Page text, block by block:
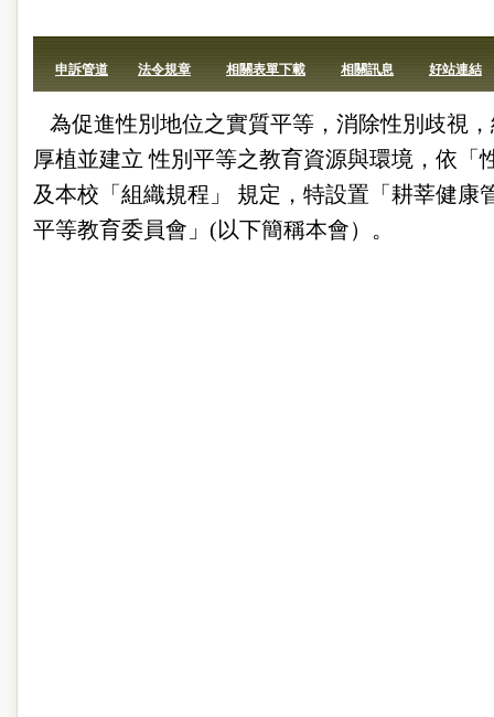
申訴管道 法令規章 相關表單下載 相關訊息 好站連結
為促進性別地位之實質平等，消除性別歧視
厚植並建立 性別平等之教育資源與環境，依「
及本校「組織規程」 規定，特設置「耕莘健康
平等教育委員會」(以下簡稱本會）。